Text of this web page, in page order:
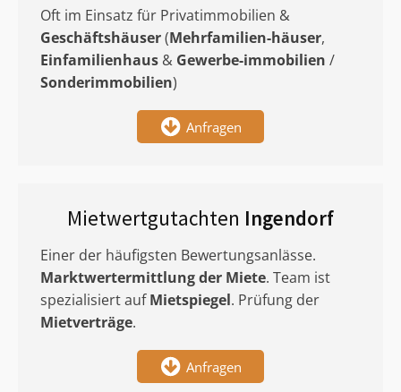
Oft im Einsatz für Privatimmobilien &
Geschäftshäuser(Mehrfamilien-häuser,
Einfamilienhaus & Gewerbe-immobilien /
Sonderimmobilien)
Anfragen
Mietwertgutachten Ingendorf
Einer der häufigsten Bewertungsanlässe.
Marktwertermittlungder Miete. Team ist
spezialisiert aufMietspiegel. Prüfung der
Mietverträge.
Anfragen